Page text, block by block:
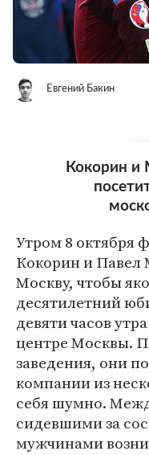
Евгений Бакин
Кокорин и
Утром 8 октября
Кокорин и Павел
Москву, чтобы
десятилетний
девяти часов
центре Москвы.
заведения, они
компании из
себя шумно.
сидевшими за
мужчинами